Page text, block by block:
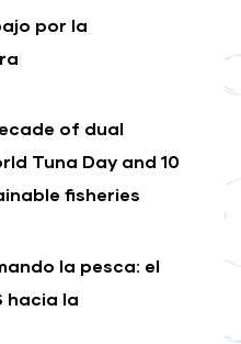
por la
of dual
Tuna Day and 10
fisheries
la pesca: el
hacia la